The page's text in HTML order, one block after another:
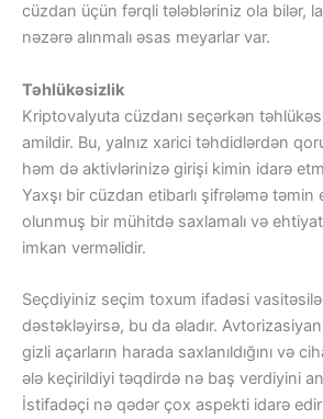
cüzdan üçün fərqli tələbləriniz ola bilər,
nəzərə alınmalı əsas meyarlar var.
Təhlükəsizlik
Kriptovalyuta cüzdanı seçərkən
amildir. Bu, yalnız xarici təhdidlərdən
həm də aktivlərinizə girişi kimin idarə
Yaxşı bir cüzdan etibarlı şifrələmə təmin
olunmuş bir mühitdə saxlamalı və
imkan verməlidir.
Seçdiyiniz seçim toxum ifadəsi vasitəsilə
dəstəkləyirsə, bu da əladır.
gizli açarların harada saxlanıldığını və
ələ keçirildiyi təqdirdə nə baş verdiyini
İstifadəçi nə qədər çox aspekti idarə